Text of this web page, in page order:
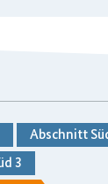
Abschnitt
3